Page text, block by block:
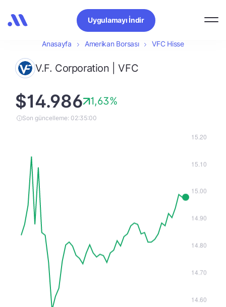
Uygulamayı İndir
Anasayfa Amerikan Borsası VFC Hisse
V.F. Corporation | VFC
$14.986 1,63%
Son güncelleme: 02:35:00